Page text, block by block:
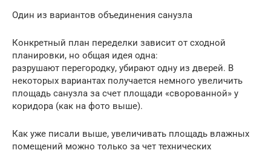
Один из вариантов объединения санузла
Конкретный план переделки зависит от сходной
планировки, но общая идея одна:
разрушают перегородку, убирают одну из дверей. В
некоторых вариантах получается немного увеличить
площадь санузла за счет площади «сворованной» у
коридора (как на фото выше).
Как уже писали выше, увеличивать площадь влажных
помещений можно только за чет технических